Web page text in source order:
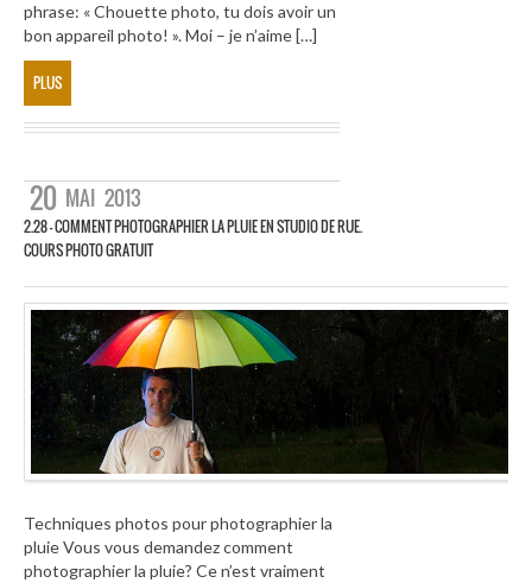
phrase: « Chouette photo, tu dois avoir un
bon appareil photo! ». Moi – je n’aime […]
PLUS
20 MAI 2013
2.28 – COMMENT PHOTOGRAPHIER LA PLUIE EN STUDIO DE RUE.
COURS PHOTO GRATUIT
Techniques photos pour photographier la
pluie Vous vous demandez comment
photographier la pluie? Ce n’est vraiment